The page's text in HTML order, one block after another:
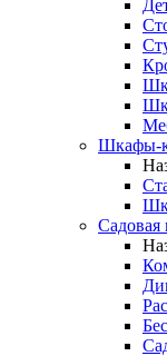
Шкафы-
Садовая